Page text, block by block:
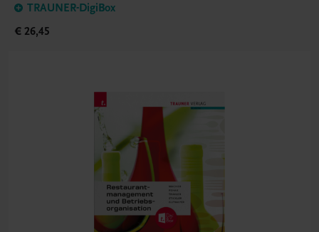
TRAUNER-DigiBox
€ 26,45